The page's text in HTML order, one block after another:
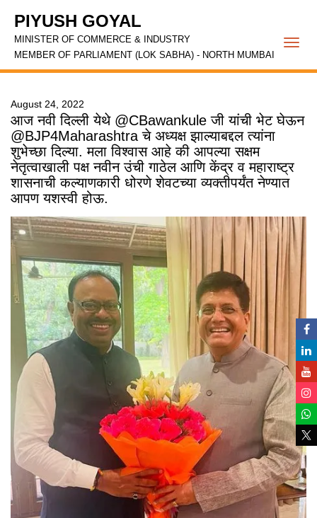
PIYUSH GOYAL
MINISTER OF COMMERCE & INDUSTRY
MEMBER OF PARLIAMENT (LOK SABHA) - NORTH MUMBAI
August 24, 2022
आज नवी दिल्ली येथे @CBawankule जी यांची भेट घेऊन
@BJP4Maharashtra चे अध्यक्ष झाल्याबद्दल त्यांना
शुभेच्छा दिल्या. मला विश्वास आहे की आपल्या सक्षम
नेतृत्वाखाली पक्ष नवीन उंची गाठेल आणि केंद्र व महाराष्ट्र
शासनाची कल्याणकारी धोरणे शेवटच्या व्यक्तीपर्यंत नेण्यात
आपण यशस्वी होऊ.